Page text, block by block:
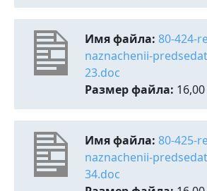
Имя файла: 80-424-
naznachenii-
23.doc
Размер файла:
Имя файла: 80-425-
naznachenii-
34.doc